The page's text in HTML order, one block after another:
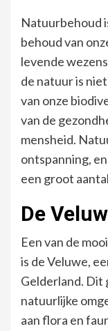
Natuurbehoud
behoud van
levende
de natuur is
van onze
van de
mensheid.
ontspanning,
een groot
De
Een van de
is de Veluwe,
Gelderland. Dit
natuurlijke
aan flora en